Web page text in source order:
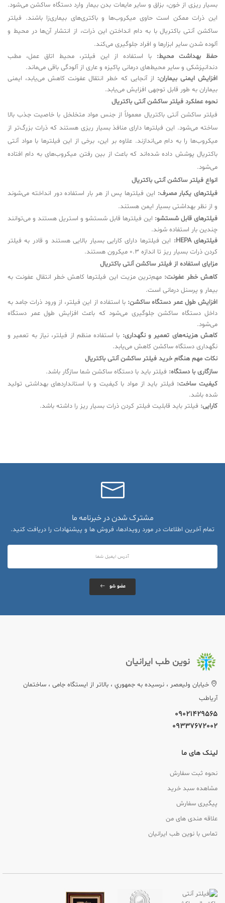
بسیار ریزی از خون، بزاق و سایر مایعات بدن بیمار وارد دستگاه ساکشن می‌شود.
این ذرات ممکن است حاوی میکروب‌ها و باکتری‌های بیماری‌زا باشند. فیلتر
ساکشن آنتی باکتریال با به دام انداختن این ذرات، از انتشار آن‌ها در محیط و
آلوده شدن سایر ابزارها و افراد جلوگیری می‌کند.
حفظ بهداشت محیط: با استفاده از این فیلتر، محیط اتاق عمل، مطب
دندانپزشکی و سایر محیط‌های درمانی پاکیزه و عاری از آلودگی باقی می‌ماند.
افزایش ایمنی بیماران: از آنجایی که خطر انتقال عفونت کاهش می‌یابد، ایمنی
بیماران به طور قابل توجهی افزایش می‌یابد.
نحوه عملکرد فیلتر ساکشن آنتی باکتریال
فیلتر ساکشن آنتی باکتریال معمولاً از جنس مواد متخلخل با خاصیت جذب بالا
ساخته می‌شود. این فیلترها دارای منافذ بسیار ریزی هستند که ذرات بزرگ‌تر از
میکروب‌ها را به دام می‌اندازند. علاوه بر این، برخی از این فیلترها با مواد آنتی
باکتریال پوشش داده شده‌اند که باعث از بین رفتن میکروب‌های به دام افتاده
می‌شود.
انواع فیلتر ساکشن آنتی باکتریال
فیلترهای یکبار مصرف: این فیلترها پس از هر بار استفاده دور انداخته می‌شوند
و از نظر بهداشتی بسیار ایمن هستند.
فیلترهای قابل شستشو: این فیلترها قابل شستشو و استریل هستند و می‌توانند
چندین بار استفاده شوند.
فیلترهای HEPA:
این فیلترها دارای کارایی بسیار بالایی هستند و قادر به فیلتر
کردن ذرات بسیار ریز تا اندازه 0.3 میکرون هستند.
مزایای استفاده از فیلتر ساکشن آنتی باکتریال
کاهش خطر عفونت: مهم‌ترین مزیت این فیلترها کاهش خطر انتقال عفونت به
بیمار و پرسنل درمانی است.
افزایش طول عمر دستگاه ساکشن: با استفاده از این فیلتر، از ورود ذرات جامد به
داخل دستگاه ساکشن جلوگیری می‌شود که باعث افزایش طول عمر دستگاه
می‌شود.
کاهش هزینه‌های تعمیر و نگهداری: با استفاده منظم از فیلتر، نیاز به تعمیر و
نگهداری دستگاه ساکشن کاهش می‌یابد.
نکات مهم هنگام خرید فیلتر ساکشن آنتی باکتریال
سازگاری با دستگاه: فیلتر باید با دستگاه ساکشن شما سازگار باشد.
کیفیت ساخت: فیلتر باید از مواد با کیفیت و با استانداردهای بهداشتی تولید
شده باشد.
کارایی: فیلتر باید قابلیت فیلتر کردن ذرات بسیار ریز را داشته باشد.
مشترک شدن در خبرنامه ما
تمام آخرین اطلاعات در مورد رویدادها، فروش ها و پیشنهادات را دریافت کنید.
عضو شو
نوین طب ایرانیان
خيابان وليعصر ، نرسيده به جمهوري ، بالاتر از ایستگاه جامی ، ساختمان
آریاطب
09021429565
09337672002
لینک های ما
نحوه ثبت سفارش
مشاهده سبد خرید
پیگیری سفارش
علاقه مندی های من
تماس با نوین طب ایرانیان